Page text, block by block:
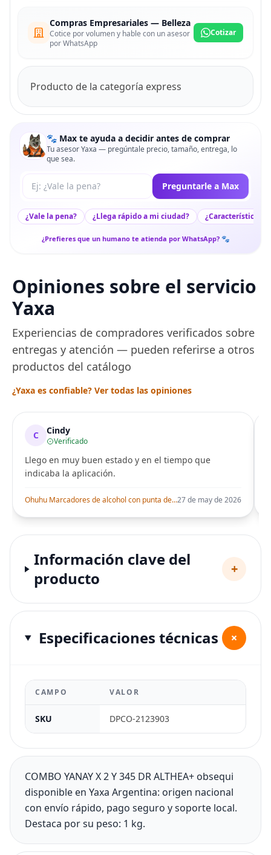
Compras Empresariales — Belleza
Cotice por volumen y hable con un asesor
por WhatsApp
Cotizar
Producto de la categoría express
🐾 Max te ayuda a decidir antes de comprar
Tu asesor Yaxa — pregúntale precio, tamaño, entrega, lo
que sea.
Tu pregunta a Max Preguntarle a Max
¿Vale la pena? ¿Llega rápido a mi ciudad? ¿Características
¿Prefieres que un humano te atienda por WhatsApp? 🐾
Opiniones sobre el servicio
Yaxa
Experiencias de compradores verificados sobre
entregas y atención — pueden referirse a otros
productos del catálogo
¿Yaxa es confiable? Ver todas las opiniones
C Cindy
Verificado
Llego en muy buen estado y en el tiempo que
indicaba la aplicación.
Ohuhu Marcadores de alcohol con punta de pincel – Juego de marcadores artísticos de doble punta con certificación AP para artistas adultos27 de may de 2026
Información clave del
producto
+
Especificaciones técnicas +
CAMPO VALOR
SKU DPCO-2123903
COMBO YANAY X 2 Y 345 DR ALTHEA+ obsequi
disponible en Yaxa Argentina: origen nacional
con envío rápido, pago seguro y soporte local.
Destaca por su peso: 1 kg.